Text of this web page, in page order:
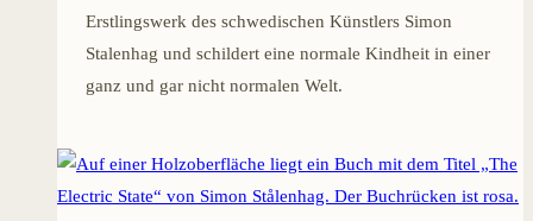
Erstlingswerk des schwedischen Künstlers Simon
Stalenhag und schildert eine normale Kindheit in einer
ganz und gar nicht normalen Welt.